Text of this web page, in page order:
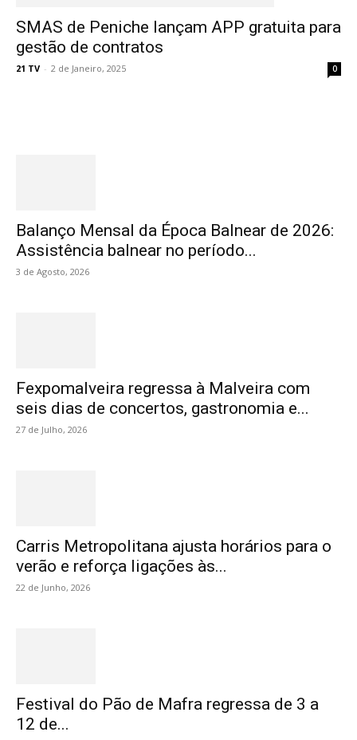
SMAS de Peniche lançam APP gratuita para
gestão de contratos
21 TV - 2 de Janeiro, 2025 0
Balanço Mensal da Época Balnear de 2026:
Assistência balnear no período...
3 de Agosto, 2026
Fexpomalveira regressa à Malveira com
seis dias de concertos, gastronomia e...
27 de Julho, 2026
Carris Metropolitana ajusta horários para o
verão e reforça ligações às...
22 de Junho, 2026
Festival do Pão de Mafra regressa de 3 a
12 de...